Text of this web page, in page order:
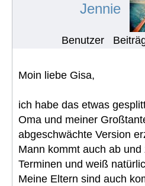
Jennie
Benutzer
Moin liebe Gisa,
ich habe das etwas
Oma und meiner
abgeschwächte Version
Mann kommt auch ab und
Terminen und weiß
Meine Eltern sind auch